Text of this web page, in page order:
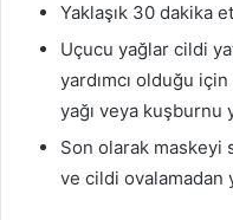
Yaklaşık 30 dakika
Uçucu yağlar cildi
yardımcı olduğu
yağı veya kuşburnu
Son olarak maskeyi
ve cildi ovalamadan